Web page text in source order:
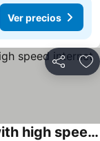
Ver precios
Compartir
Hostal Muro De Las Lagrimas with high speed internet Starlink